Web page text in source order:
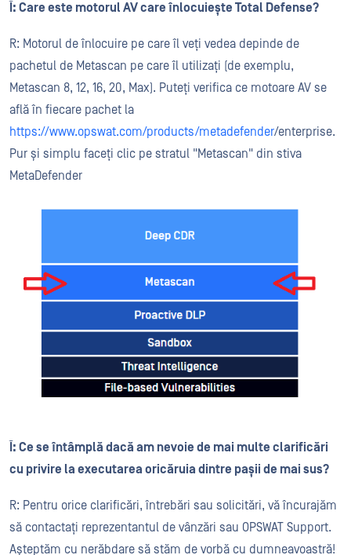
Î: Care este motorul AV care înlocuiește Total Defense?
R: Motorul de înlocuire pe care îl veți vedea depinde de
pachetul de Metascan pe care îl utilizați (de exemplu,
Metascan 8, 12, 16, 20, Max). Puteți verifica ce motoare AV se
află în fiecare pachet la
https://www.opswat.com/products/metadefender/enterprise.
Pur și simplu faceți clic pe stratul "Metascan" din stiva
MetaDefender
Î: Ce se întâmplă dacă am nevoie de mai multe clarificări
cu privire la executarea oricăruia dintre pașii de mai sus?
R: Pentru orice clarificări, întrebări sau solicitări, vă încurajăm
să contactați reprezentantul de vânzări sau OPSWAT Support.
Așteptăm cu nerăbdare să stăm de vorbă cu dumneavoastră!